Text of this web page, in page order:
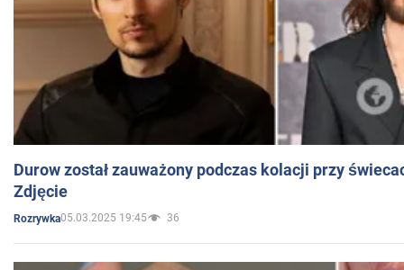
Durow został zauważony podczas kolacji przy
Zdjęcie
Rozrywka05.03.2025 19:45 36